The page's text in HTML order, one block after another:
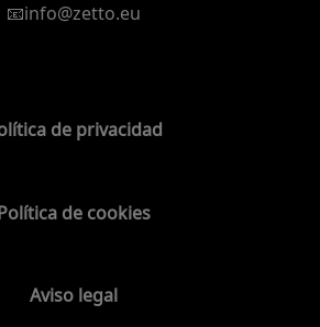
📧info@zetto.eu
de privacidad
de cookies
Aviso legal